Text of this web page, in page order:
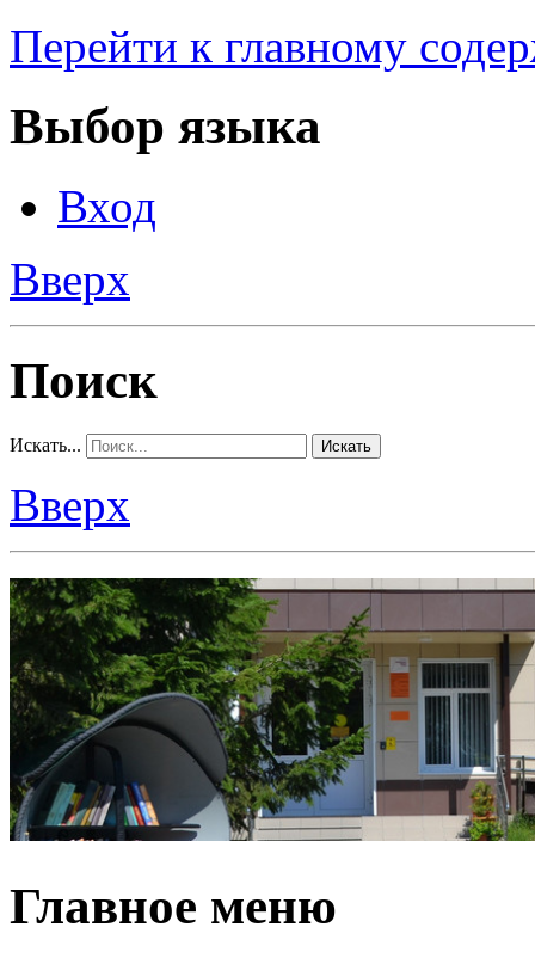
Перейти к главному
Выбор языка
Вход
Вверх
Поиск
Искать... Искать
Вверх
Главное меню